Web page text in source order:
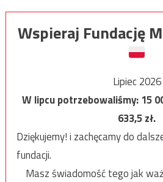
Wspieraj Fundację
Lipiec 2026
W lipcu potrzebowaliśmy:15
633,5zł.
Dziękujemy! i zachęcamy do
fundacji.
Masz świadomość tego jak